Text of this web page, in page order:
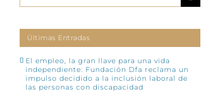
Últimas Entradas
El empleo, la gran llave para una vida
independiente: Fundación Dfa reclama un
impulso decidido a la inclusión laboral de
las personas con discapacidad